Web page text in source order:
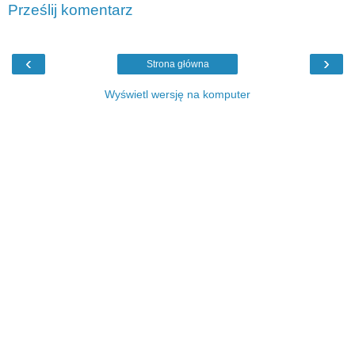
Prześlij komentarz
‹ ›
Strona główna
Wyświetl wersję na komputer